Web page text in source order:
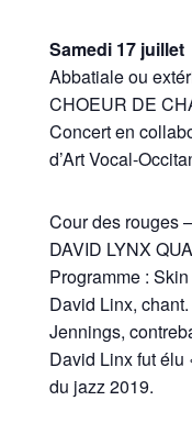
Samedi 17 juillet
Abbatiale ou
CHOEUR DE
Concert en
d’Art Vocal-
Cour des rouges
DAVID LYNX
Programme :
David Linx,
Jennings,
David Linx fut élu
du jazz 2019.